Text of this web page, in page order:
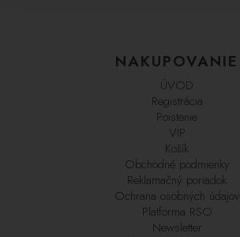
NAKUPOVANIE
ÚVOD
Registrácia
Poistenie
VIP
Košík
Obchodné podmienky
Reklamačný poriadok
Ochrana osobných údajov
Platforma RSO
Newsletter